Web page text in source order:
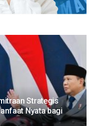
Strategis
Nyata bagi